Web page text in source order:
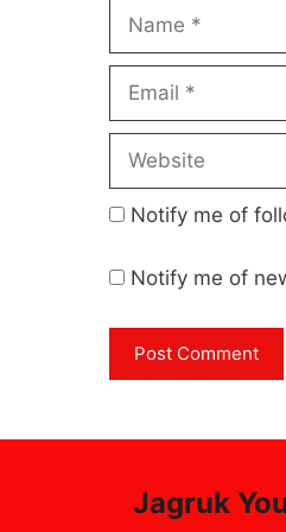
Notify me of
Notify me of
Jagruk